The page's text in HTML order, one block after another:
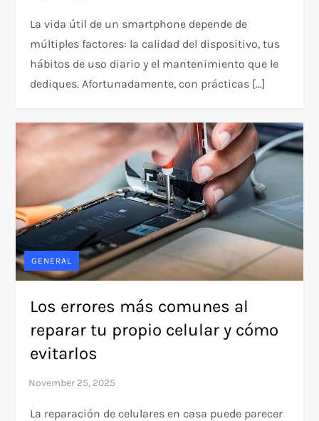
La vida útil de un smartphone depende de
múltiples factores: la calidad del dispositivo, tus
hábitos de uso diario y el mantenimiento que le
dediques. Afortunadamente, con prácticas […]
GENERAL
Los errores más comunes al
reparar tu propio celular y cómo
evitarlos
La reparación de celulares en casa puede parecer